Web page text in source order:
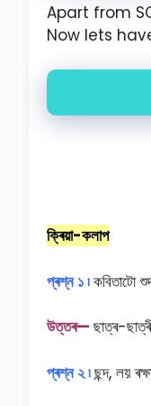
Apart from
Now lets
ক্ৰিয়া-কলাপ
প্ৰশ্ন ১ ৷কবিতাটো
উত্তৰ— ছাত্ৰ-
প্ৰশ্ন ২ ৷ছন্দ, লয়